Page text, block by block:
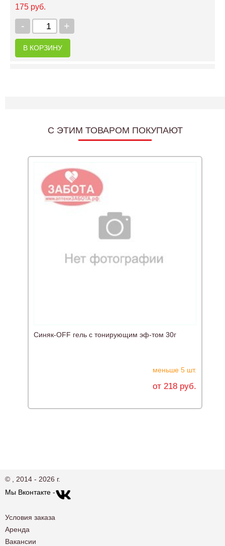
175 руб.
+
-
В КОРЗИНУ
C ЭТИМ ТОВАРОМ ПОКУПАЮТ
Синяк-OFF гель с тонирующим эф-том 30г
меньше 5 шт.
от 218 руб.
© , 2014 - 2026 г.
Мы Вконтакте -
Условия заказа
Аренда
Вакансии